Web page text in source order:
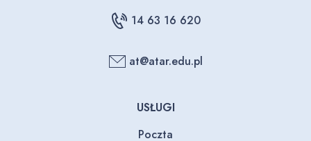
14 63 16 620
at@atar.edu.pl
USŁUGI
Poczta